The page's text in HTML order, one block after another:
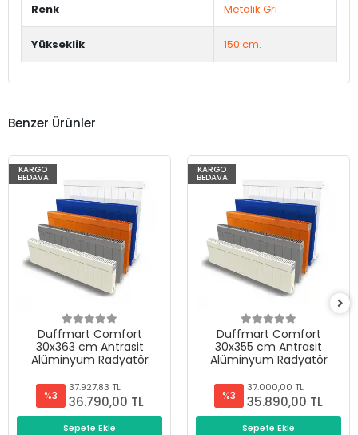
Renk Metalik Gri
Yükseklik 150 cm.
Benzer Ürünler
KARGO
BEDAVA
Duffmart Comfort
30x363 cm Antrasit
Alüminyum Radyatör
%3
37.927,83 TL
36.790,00 TL
Sepete Ekle
KARGO
BEDAVA
Duffmart Comfort
30x355 cm Antrasit
Alüminyum Radyatör
%3
37.000,00 TL
35.890,00 TL
Sepete Ekle